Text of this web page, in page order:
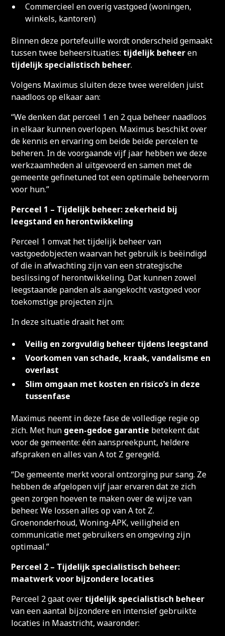
Commercieel en overig vastgoed (woningen,
winkels, kantoren)
Binnen deze portefeuille wordt onderscheid gemaakt
tussen twee beheersituaties: tijdelijk beheeren
tijdelijk specialistisch beheer.
Volgens Maximus sluiten deze twee werelden juist
naadloos op elkaar aan:
“We denken dat perceel 1 en 2 qua beheer naadloos
in elkaar kunnen overlopen. Maximus beschikt over
de kennis en ervaring om beide beide percelen te
beheren. In de voorgaande vijf jaar hebben we deze
werkzaamheden al uitgevoerd en samen met de
gemeente gefinetuned tot een optimale beheervorm
voor hun.”
Perceel 1 – Tijdelijk beheer: zekerheid bij
leegstand en herontwikkeling
Perceel 1 omvat het tijdelijk beheer van
vastgoedobjecten waarvan het gebruik is beëindigd
of die in afwachting zijn van een strategische
beslissing of herontwikkeling. Dat kunnen zowel
leegstaande panden als aangekocht vastgoed voor
toekomstige projecten zijn.
In deze situatie draait het om:
Veilig en zorgvuldig beheer tijdens leegstand
Voorkomen van schade, kraak, vandalisme en
overlast
Slim omgaan met kosten en risico’s in deze
tussenfase
Maximus neemt in deze fase de volledige regie op
zich. Met hun geen-gedoe garantie betekent dat
voor de gemeente: één aanspreekpunt, heldere
afspraken en alles van A tot Z geregeld.
“De gemeente merkt vooral ontzorging pur sang. Ze
hebben de afgelopen vijf jaar ervaren dat ze zich
geen zorgen hoeven te maken over de wijze van
beheer. We lossen alles op van A tot Z.
Groenonderhoud, Woning-APK, veiligheid en
communicatie met gebruikers en omgeving zijn
optimaal.”
Perceel 2 – Tijdelijk specialistisch beheer:
maatwerk voor bijzondere locaties
Perceel 2 gaat over tijdelijk specialistisch beheer
van een aantal bijzondere en intensief gebruikte
locaties in Maastricht, waaronder: